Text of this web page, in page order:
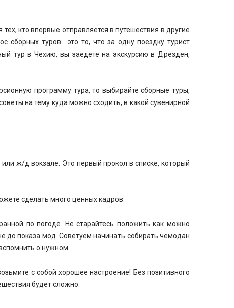
тех, кто впервые отправляется в путешествия в другие
сборных туров это то, что за одну поездку турист
тур в Чехию, вы заедете на экскурсию в Дрезден,
программу тура, то выбирайте сборные туры,
на тему куда можно сходить, в какой сувенирной
ж/д вокзале. Это первый прокол в списке, который
сделать много ценных кадров.
по погоде. Не старайтесь положить как можно
до показа мод. Советуем начинать собирать чемодан
о нужном.
с собой хорошее настроение! Без позитивного
будет сложно.